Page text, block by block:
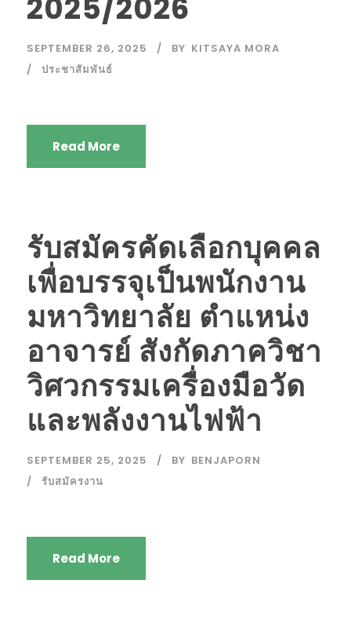
2025/2026
SEPTEMBER 26, 2025 BY KITSAYA MORA
ประชาสัมพันธ์
Read More
รับสมัครคัดเลือกบุคคล
เพื่อบรรจุเป็นพนักงาน
มหาวิทยาลัย ตำแหน่ง
อาจารย์ สังกัดภาควิชา
วิศวกรรมเครื่องมือวัด
และพลังงานไฟฟ้า
SEPTEMBER 25, 2025 BY BENJAPORN
รับสมัครงาน
Read More